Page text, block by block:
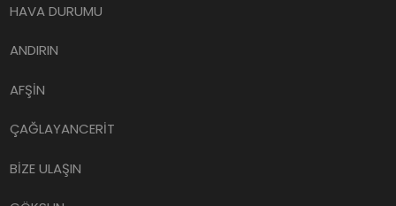
HAVA DURUMU
ANDIRIN
AFŞİN
ÇAĞLAYANCERİT
BİZE ULAŞIN